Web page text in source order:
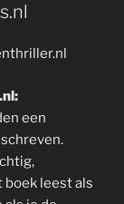
een
boek leest als